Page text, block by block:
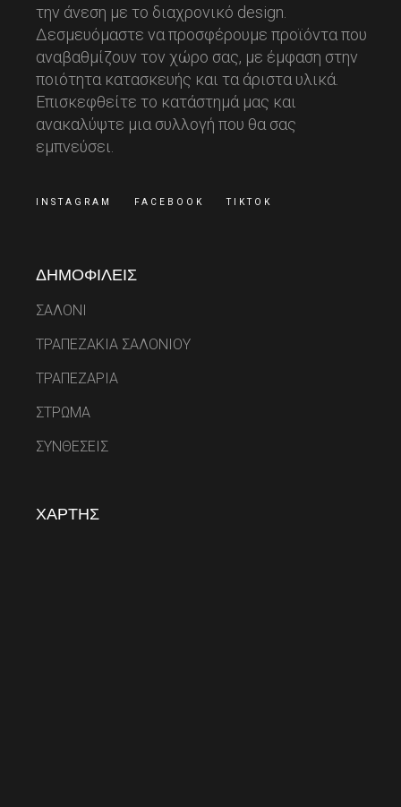
την άνεση με το διαχρονικό design.
Δεσμευόμαστε να προσφέρουμε προϊόντα που
αναβαθμίζουν τον χώρο σας, με έμφαση στην
ποιότητα κατασκευής και τα άριστα υλικά.
Επισκεφθείτε το κατάστημά μας και
ανακαλύψτε μια συλλογή που θα σας
εμπνεύσει.
INSTAGRAM FACEBOOK TIKTOK
ΔΗΜΟΦΙΛΕΙΣ
ΣΑΛΟΝΙ
ΤΡΑΠΕΖΑΚΙΑ ΣΑΛΟΝΙΟΥ
ΤΡΑΠΕΖΑΡΙΑ
ΣΤΡΩΜΑ
ΣΥΝΘΕΣΕΙΣ
ΧΑΡΤΗΣ